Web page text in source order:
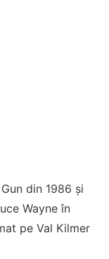
din 1986 și
Wayne în
pe Val Kilmer